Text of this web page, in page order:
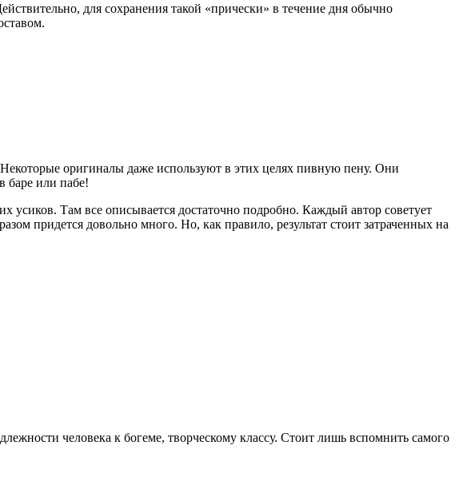
для сохранения такой «прически» в течение дня обычно
оригиналы даже используют в этих целях пивную пену. Они
баре или пабе!
усиков. Там все описывается достаточно подробно. Каждый автор советует
придется довольно много. Но, как правило, результат стоит затраченных на
человека к богеме, творческому классу. Стоит лишь вспомнить самого